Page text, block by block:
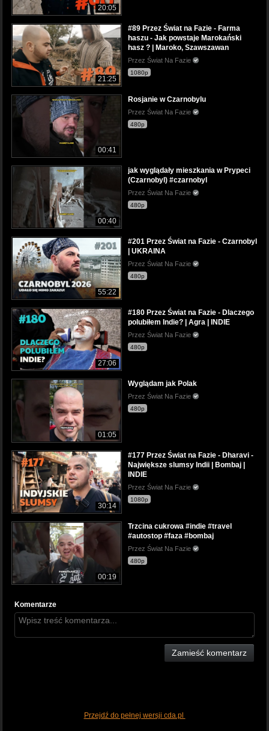
20:05
21:25
#89 Przez Świat na Fazie - Farma
haszu - Jak powstaje Marokański
hasz ? | Maroko, Szawszawan
Przez Świat Na Fazie
1080p
00:41
Rosjanie w Czarnobylu
Przez Świat Na Fazie
480p
00:40
jak wyglądały mieszkania w Prypeci
(Czarnobyl) #czarnobyl
Przez Świat Na Fazie
480p
55:22
#201 Przez Świat na Fazie - Czarnobyl
| UKRAINA
Przez Świat Na Fazie
480p
27:06
#180 Przez Świat na Fazie - Dlaczego
polubiłem Indie? | Agra | INDIE
Przez Świat Na Fazie
480p
01:05
Wyglądam jak Polak
Przez Świat Na Fazie
480p
30:14
#177 Przez Świat na Fazie - Dharavi -
Największe slumsy Indii | Bombaj |
INDIE
Przez Świat Na Fazie
1080p
00:19
Trzcina cukrowa #indie #travel
#autostop #faza #bombaj
Przez Świat Na Fazie
480p
Komentarze
Zamieść komentarz
Przejdź do pełnej wersji cda.pl